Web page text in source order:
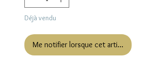
Déjà vendu
Me notifier lorsque cet article est